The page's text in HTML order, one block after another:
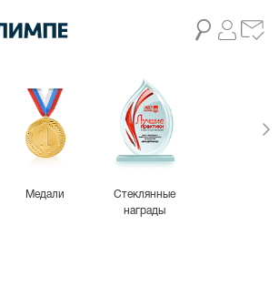
Медали
Стеклянные
награды